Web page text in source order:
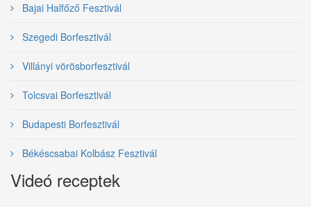
Bajai Halfőző Fesztivál
Szegedi Borfesztivál
Villányi vörösborfesztivál
Tolcsvai Borfesztivál
Budapesti Borfesztivál
Békéscsabai Kolbász Fesztivál
Videó receptek